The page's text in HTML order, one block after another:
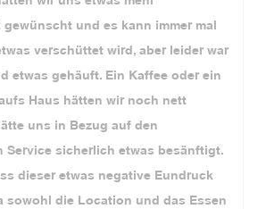
gewünscht und es kann immer mal
verschüttet wird, aber leider war
etwas gehäuft. Ein Kaffee oder ein
Haus hätten wir noch nett
uns in Bezug auf den
Service sicherlich etwas besänftigt.
dieser etwas negative Eundruck
sowohl die Location und das Essen